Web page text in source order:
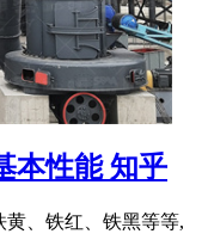
本性能 知乎
、铁红、铁黑等等,